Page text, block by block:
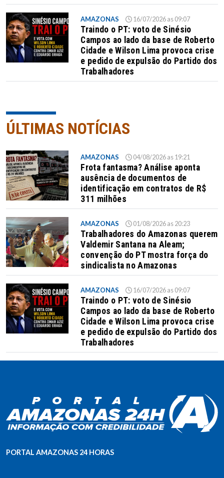
AMAZONAS 16/07/2026 as 09:07
Traindo o PT: voto de Sinésio
Campos ao lado da base de Roberto
Cidade e Wilson Lima provoca crise
e pedido de expulsão do Partido dos
Trabalhadores
ÚLTIMAS NOTÍCIAS
AMAZONAS 04/08/2026 as 19:21
Frota fantasma? Análise aponta
ausência de documentos de
identificação em contratos de R$
311 milhões
AMAZONAS 01/08/2026 as 20:23
Trabalhadores do Amazonas querem
Valdemir Santana na Aleam;
convenção do PT mostra força do
sindicalista no Amazonas
AMAZONAS 16/07/2026 as 09:07
Traindo o PT: voto de Sinésio
Campos ao lado da base de Roberto
Cidade e Wilson Lima provoca crise
e pedido de expulsão do Partido dos
Trabalhadores
PORTAL AMAZONAS 24 HORAS